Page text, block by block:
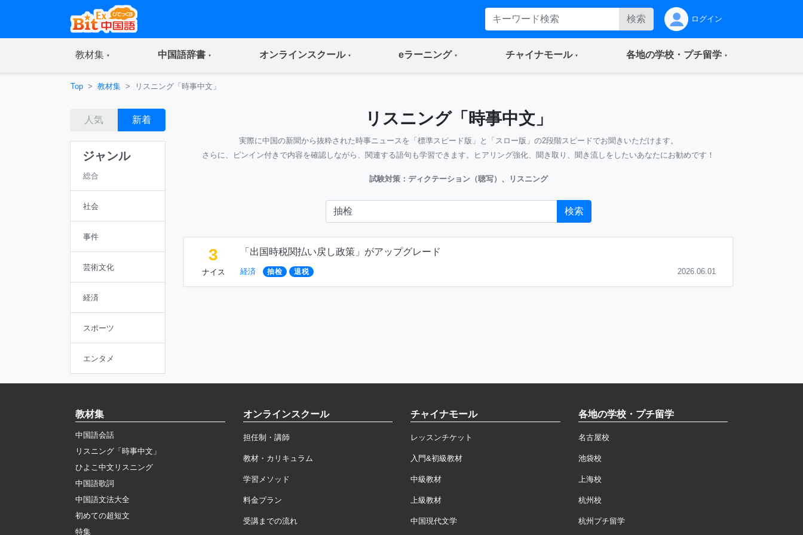
検索 ログイン
教材集(current) 中国語辞書(current) オンラインスクール(current) eラーニング(current) チャイナモール(current) 各地の学校・プチ留学(current)
Top 教材集 リスニング「時事中文」
人気 新着
ジャンル
総合
社会
事件
芸術文化
経済
スポーツ
エンタメ
リスニング「時事中文」
実際に中国の新聞から抜粋された時事ニュースを「標準スピード版」と「スロー版」の2段階スピードでお聞きいただけます。
さらに、ピンイン付きで内容を確認しながら、関連する語句も学習できます。ヒアリング強化、聞き取り、聞き流しをしたいあなたにお勧めです！
試験対策：ディクテーション（聴写）、リスニング
検索
3
ナイス
「出国時税関払い戻し政策」がアップグレード
経済 抽检 退税 2026.06.01
教材集
中国語会話
リスニング「時事中文」
ひよこ中文リスニング
中国語歌詞
中国語文法大全
初めての超短文
特集
オンラインスクール
担任制・講師
教材・カリキュラム
学習メソッド
料金プラン
受講までの流れ
チャイナモール
レッスンチケット
入門&初級教材
中級教材
上級教材
中国現代文学
各地の学校・プチ留学
名古屋校
池袋校
上海校
杭州校
杭州プチ留学